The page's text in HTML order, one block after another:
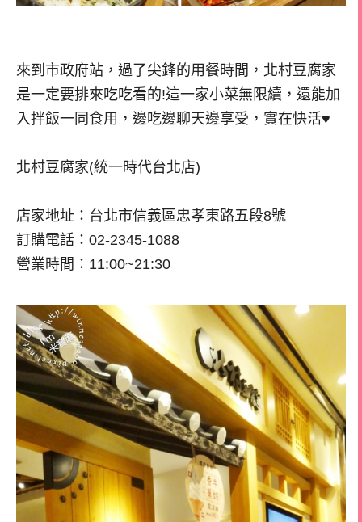
來到市政府站，過了尖鋒的用餐時間，北村豆腐家
是一定要排來吃吃看的!這一家小菜無限續，還能加
入拌飯一同食用，邊吃邊聊天邊享受，實在快活♥
北村豆腐家(統一時代台北店)
店家地址：台北市信義區忠孝東路五段8號
訂購電話：02-2345-1088
營業時間：11:00~21:30